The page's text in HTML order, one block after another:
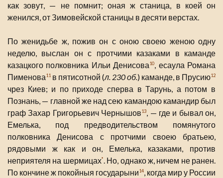
как зовут, — не помнит; оная ж станица, в коей он
женился, от Зимовейской станицы в десяти верстах.
По женидьбе ж, пожив он с оною своею женою одну
неделю, выслан он с протчими казаками в каманде
казацкого полковника Ильи Денисова10, есаула Романа
Пименова11в пятисотной (л. 230 об.) каманде, в Прусию12
чрез Киев; и по приходе сперва в Тарунь, а потом в
Познань, — главной же над сею камандою камандир был
граф Захар Григорьевич Чернышов13, — где и бывал он,
Емелька, под предводительством помянутого
полковника Денисова с протчими своею братьею,
рядовыми ж как и он, Емелька, казаками, против
неприятеля на шермицах*. Но, однако ж, ничем не ранен.
По кончине ж покойныя государыни14, когда мир у России